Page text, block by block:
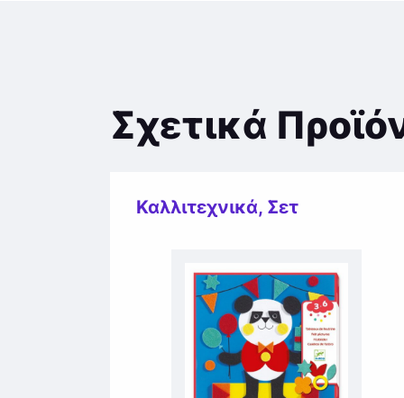
Σχετικά
Καλλιτεχνικά, Σετ